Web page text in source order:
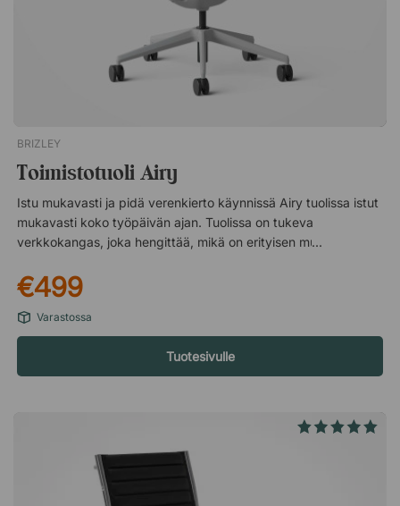
pyörivä jalusta pyörillä. Aina 10 vuoden takuu.
BRIZLEY
Toimistotuoli Airy
Istu mukavasti ja pidä verenkierto käynnissä Airy tuolissa istut
mukavasti koko työpäivän ajan. Tuolissa on tukeva
verkkokangas, joka hengittää, mikä on erityisen mukavaa
vuoksi voit nojata taaksepäin ja pysyä liikkeessä myös
työpöydän ääressä istuessasi. Kevennä käsivarsiasi ja
olkapäitäsi Tuolissa on säädettävät käsinojat, jotka on helppo
mukauttaa sinulle ja työpöytääsi sopiviksi. Asettamalla
käsinojat oikeaan korkeuteen vähennät käsivarsien ja
hartioiden rasitusta tehokkaasti. Tekniset tiedot Istuin- ja
Kallistustoiminto lukittavissa kahteen asentoon. Käsinojat 3D-
käsinojat. Säädettävät korkeus, syvyys ja kulma. Ristikko ja
kaasujousi Musta kaasujousi. Viisihaarainen ristikko nailonia.
PU-pyörät. Muuta Sertifioitu EN 1335 -standardin mukaisesti.
GREENGUARD Gold -sertifioitu. Palkittu German Design Award
€499
Varastossa
Tuotesivulle